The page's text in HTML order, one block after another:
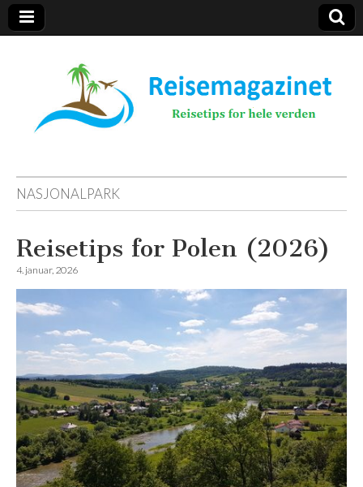
Reisemagazinet
NASJONALPARK
Reisetips for Polen (2026)
4. januar, 2026